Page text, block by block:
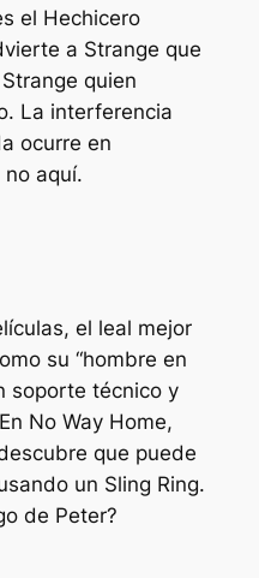
el Hechicero
a Strange que
quien
La interferencia
ocurre en
aquí.
el leal mejor
su “hombre en
soporte técnico y
No Way Home,
que puede
un Sling Ring.
de Peter?